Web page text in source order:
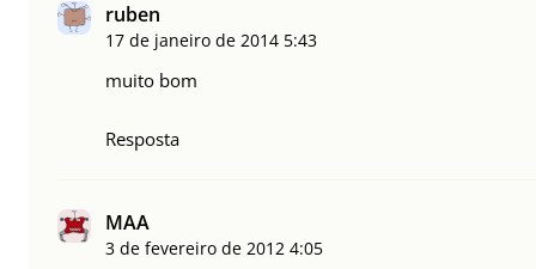
ruben
17 de janeiro de 2014 5:43
muito bom
Resposta
MAA
3 de fevereiro de 2012 4:05